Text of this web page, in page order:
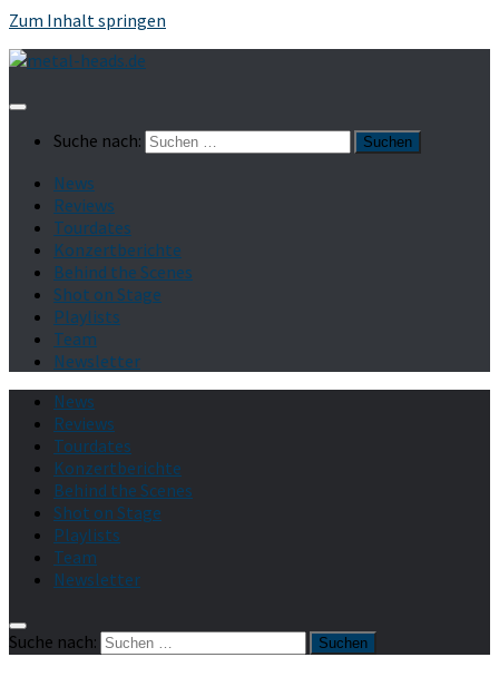
Zum Inhalt springen
Suche nach:
News
Reviews
Tourdates
Konzertberichte
Behind the Scenes
Shot on Stage
Playlists
Team
Newsletter
News
Reviews
Tourdates
Konzertberichte
Behind the Scenes
Shot on Stage
Playlists
Team
Newsletter
Suche nach: